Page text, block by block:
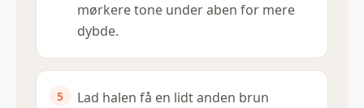
mørkere tone under aben for mere
dybde.
Lad halen få en lidt anden brun